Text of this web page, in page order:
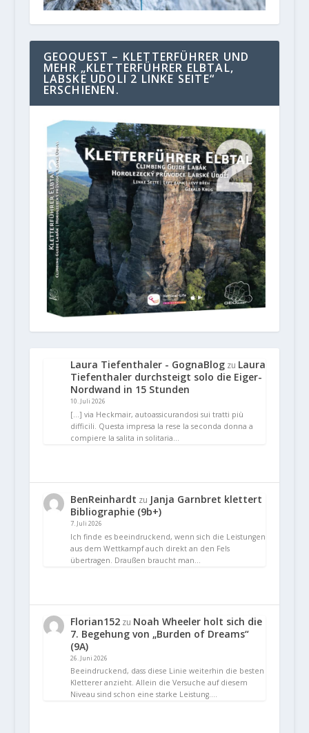
GEOQUEST – KLETTERFÜHRER UND
MEHR „KLETTERFÜHRER ELBTAL,
LABSKE UDOLI 2 LINKE SEITE“
ERSCHIENEN.
Laura Tiefenthaler - GognaBlogzu Laura
Tiefenthaler durchsteigt solo die Eiger-
Nordwand in 15 Stunden
10. Juli 2026
[…] via Heckmair, autoassicurandosi sui tratti più
difficili. Questa impresa la rese la seconda donna a
compiere la salita in solitaria…
BenReinhardt zu Janja Garnbret klettert
Bibliographie (9b+)
7. Juli 2026
Ich finde es beeindruckend, wenn sich die Leistungen
aus dem Wettkampf auch direkt an den Fels
übertragen. Draußen braucht man…
Florian152zu Noah Wheeler holt sich die
7. Begehung von „Burden of Dreams“
(9A)
26. Juni 2026
Beeindruckend, dass diese Linie weiterhin die besten
Kletterer anzieht. Allein die Versuche auf diesem
Niveau sind schon eine starke Leistung.…